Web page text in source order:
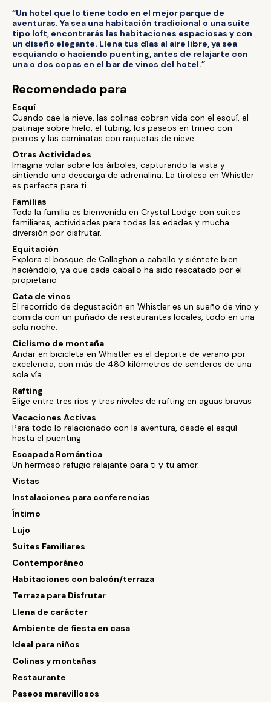
“Un hotel que lo tiene todo en el mejor parque de
aventuras. Ya sea una habitación tradicional o una suite
tipo loft, encontrarás las habitaciones espaciosas y con
un diseño elegante. Llena tus días al aire libre, ya sea
esquiando o haciendo puenting, antes de relajarte con
una o dos copas en el bar de vinos del hotel.”
Recomendado para
Esquí
Cuando cae la nieve, las colinas cobran vida con el esquí, el
patinaje sobre hielo, el tubing, los paseos en trineo con
perros y las caminatas con raquetas de nieve.
Otras Actividades
Imagina volar sobre los árboles, capturando la vista y
sintiendo una descarga de adrenalina. La tirolesa en Whistler
es perfecta para ti.
Familias
Toda la familia es bienvenida en Crystal Lodge con suites
familiares, actividades para todas las edades y mucha
diversión por disfrutar.
Equitación
Explora el bosque de Callaghan a caballo y siéntete bien
haciéndolo, ya que cada caballo ha sido rescatado por el
propietario
Cata de vinos
El recorrido de degustación en Whistler es un sueño de vino y
comida con un puñado de restaurantes locales, todo en una
sola noche.
Ciclismo de montaña
Andar en bicicleta en Whistler es el deporte de verano por
excelencia, con más de 480 kilómetros de senderos de una
sola vía
Rafting
Elige entre tres ríos y tres niveles de rafting en aguas bravas
Vacaciones Activas
Para todo lo relacionado con la aventura, desde el esquí
hasta el puenting
Escapada Romántica
Un hermoso refugio relajante para ti y tu amor.
Vistas
Instalaciones para conferencias
Íntimo
Lujo
Suites Familiares
Contemporáneo
Habitaciones con balcón/terraza
Terraza para Disfrutar
Llena de carácter
Ambiente de fiesta en casa
Ideal para niños
Colinas y montañas
Restaurante
Paseos maravillosos